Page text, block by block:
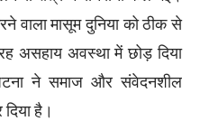
मासूम दुनिया को ठीक से
असहाय अवस्था में छोड़ दिया
ने समाज और संवेदनशील
है।